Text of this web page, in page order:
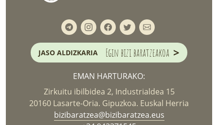
JASO ALDIZKARIA Egin bizi baratzeakoa >
EMAN HARTURAKO:
Zirkuitu ibilbidea 2, Industrialdea 15
20160 Lasarte-Oria. Gipuzkoa. Euskal Herria
bizibaratzea@bizibaratzea.eus